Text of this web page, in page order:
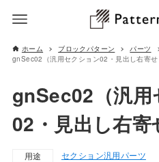
ホーム ブロックパターン パーツ
gnSec02（汎用セクション02・見出し右寄せ
gnSec02（汎用
02・見出し右寄
用途 セクション汎用パーツ